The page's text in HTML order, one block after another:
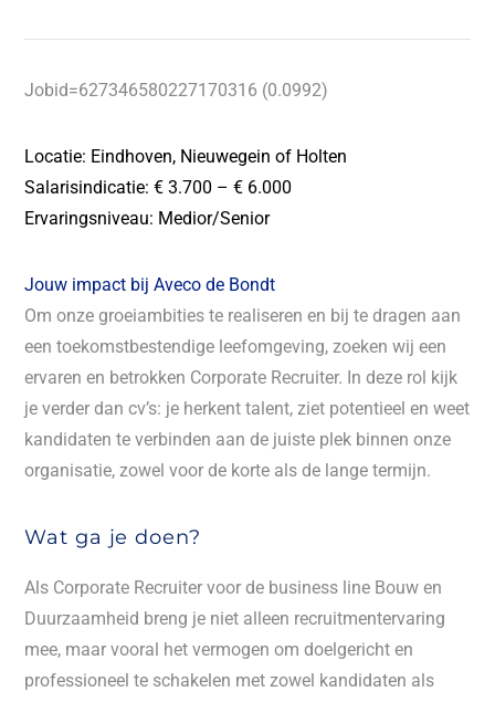
Jobid=627346580227170316 (0.0992)
Locatie: Eindhoven, Nieuwegein of Holten
Salarisindicatie: € 3.700 – € 6.000
Ervaringsniveau: Medior/Senior
Jouw impact bij Aveco de Bondt
Om onze groeiambities te realiseren en bij te dragen aan
een toekomstbestendige leefomgeving, zoeken wij een
ervaren en betrokken Corporate Recruiter. In deze rol kijk
je verder dan cv’s: je herkent talent, ziet potentieel en weet
kandidaten te verbinden aan de juiste plek binnen onze
organisatie, zowel voor de korte als de lange termijn.
Wat ga je doen?
Als Corporate Recruiter voor de business line Bouw en
Duurzaamheid breng je niet alleen recruitmentervaring
mee, maar vooral het vermogen om doelgericht en
professioneel te schakelen met zowel kandidaten als